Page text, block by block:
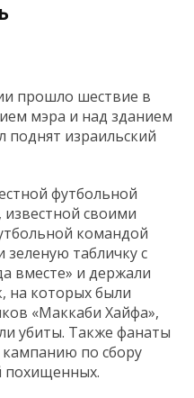
прошло шествие в
мэра и над зданием
поднят израильский
футбольной
своими
командой
табличку с
вместе» и держали
на которых были
«Маккаби Хайфа»,
убиты. Также фанаты
по сбору
похищенных.